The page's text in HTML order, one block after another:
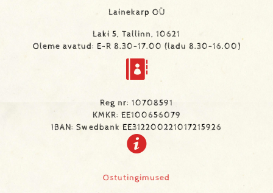
Lainekarp OÜ
Laki 5, Tallinn, 10621
Oleme avatud: E-R 8.30-17.00 (ladu 8.30-16.00)
Reg nr: 10708591
KMKR: EE100656079
IBAN: Swedbank EE312200221017215926
Ostutingimused